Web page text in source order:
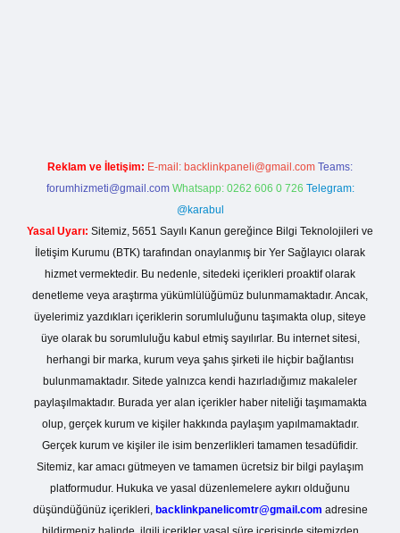
Reklam ve İletişim: E-mail: backlinkpaneli@gmail.com Teams:
forumhizmeti@gmail.com Whatsapp: 0262 606 0 726 Telegram:
@karabul
Yasal Uyarı: Sitemiz, 5651 Sayılı Kanun gereğince Bilgi Teknolojileri ve
İletişim Kurumu (BTK) tarafından onaylanmış bir Yer Sağlayıcı olarak
hizmet vermektedir. Bu nedenle, sitedeki içerikleri proaktif olarak
denetleme veya araştırma yükümlülüğümüz bulunmamaktadır. Ancak,
üyelerimiz yazdıkları içeriklerin sorumluluğunu taşımakta olup, siteye
üye olarak bu sorumluluğu kabul etmiş sayılırlar. Bu internet sitesi,
herhangi bir marka, kurum veya şahıs şirketi ile hiçbir bağlantısı
bulunmamaktadır. Sitede yalnızca kendi hazırladığımız makaleler
paylaşılmaktadır. Burada yer alan içerikler haber niteliği taşımamakta
olup, gerçek kurum ve kişiler hakkında paylaşım yapılmamaktadır.
Gerçek kurum ve kişiler ile isim benzerlikleri tamamen tesadüfidir.
Sitemiz, kar amacı gütmeyen ve tamamen ücretsiz bir bilgi paylaşım
platformudur. Hukuka ve yasal düzenlemelere aykırı olduğunu
düşündüğünüz içerikleri, backlinkpanelicomtr@gmail.com adresine